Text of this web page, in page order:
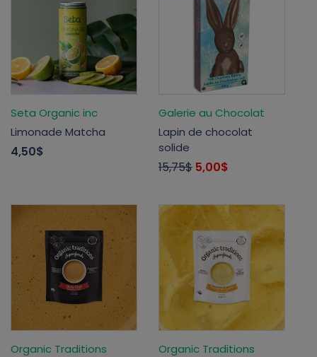
Seta Organic inc
Limonade Matcha
4,50$
Galerie au Chocolat
Lapin de chocolat
solide
15,75$ 5,00$
Organic Traditions
Organic Traditions